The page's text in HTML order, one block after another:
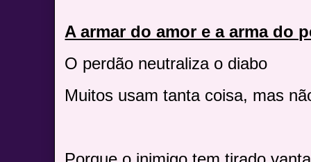
A armar do amor e a arma do
O perdão neutraliza o diabo
Muitos usam tanta coisa, mas